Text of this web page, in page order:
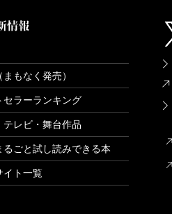
情報
もなく発売）
セラーランキング
テレビ・舞台作品
るごと試し読みできる本
イト一覧